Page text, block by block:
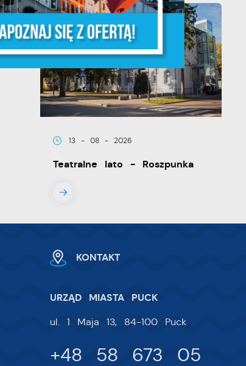
13 - 08 - 2026
Teatralne lato - Roszpunka
KONTAKT
URZĄD MIASTA PUCK
ul. 1 Maja 13, 84-100 Puck
+48 58 673 05